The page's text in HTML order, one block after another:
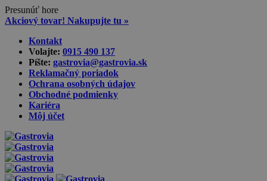
Presunúť hore
Akciový tovar! Nakupujte tu »
content
Kontakt
Volajte: 0915 490 137‬
Píšte: gastrovia@gastrovia.sk‬
Reklamačný poriadok
Ochrana osobných údajov
Obchodné podmienky
Kariéra
Môj účet